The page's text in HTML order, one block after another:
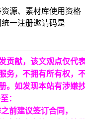
源、素材库使用资格
一注册邀请码是
贡献，该文观点仅代
务，不拥有所有权，
。如发现本站有涉嫌
：
前建议签订合同，